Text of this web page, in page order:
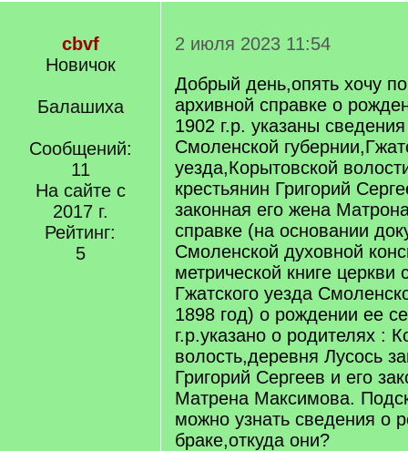
cbvf
Новичок
Балашиха
Сообщений:
11
На сайте с
2017 г.
Рейтинг:
5
2 июля 2023 11:54
Добрый день,опять хочу
архивной справке о
1902 г.р. указаны
Смоленской
уезда,Корытовской
крестьянин Григорий
законная его жена
справке (на основании
Смоленской духовной
метрической книге церкви
Гжатского уезда
1898 год) о рождении ее
г.р.указано о родителях :
волость,деревня Лусось
Григорий Сергеев и его
Матрена Максимова.
можно узнать сведения о
браке,откуда они?